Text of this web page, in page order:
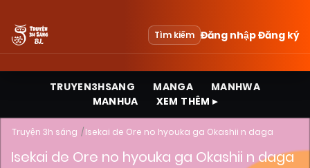
Tìm kiếm Đăng nhậpĐăng ký
TRUYEN3HSANG MANGA
MANHWA
MANHUA
XEM THÊM ▸
Truyện 3h sáng Isekai de Ore no hyouka ga Okashii n daga
Isekai de Ore no hyouka ga Okashii n daga